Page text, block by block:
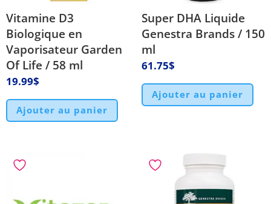
Vitamine D3
Biologique en
Vaporisateur Garden
Of Life / 58 ml
19.99$
Ajouter au panier
Super DHA Liquide
Genestra Brands / 150
ml
61.75$
Ajouter au panier